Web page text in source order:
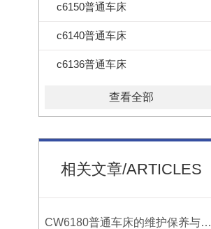
c6150普通车床
c6140普通车床
c6136普通车床
查看全部
相关文章/ARTICLES
CW6180普通车床的维护保养与延长使用寿命技巧说明